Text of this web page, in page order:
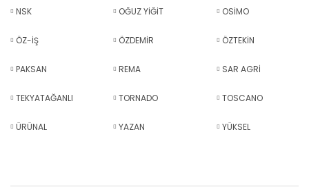
NSK OĞUZ YİĞİT OSİMO
ÖZ-İŞ ÖZDEMİR ÖZTEKİN
PAKSAN REMA SAR AGRİ
TEKYATAĞANLI TORNADO TOSCANO
ÜRÜNAL YAZAN YÜKSEL